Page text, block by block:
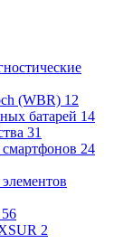
(WBR) 12
батарей 14
31
смартфонов 24
56
2